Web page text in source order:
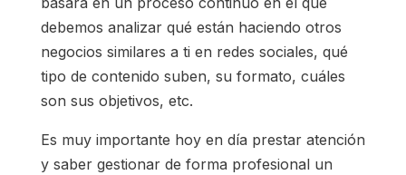
debemos analizar qué están haciendo otros
negocios similares a ti en redes sociales, qué
tipo de contenido suben, su formato, cuáles
son sus objetivos, etc.
Es muy importante hoy en día prestar atención
y saber gestionar de forma profesional un